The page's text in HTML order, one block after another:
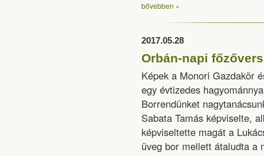
bővebben »
2017.05.28
Orbán-napi
Képek a Monori Gazdakör
egy évtizedes
Borrendünket
Sabata Tamás képviselte,
képviseltette magát a
üveg bor mellett átaludta a